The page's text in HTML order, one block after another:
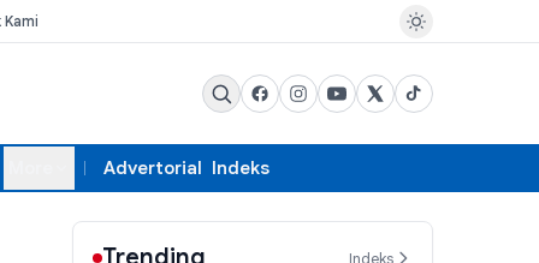
Kami
Advertorial Indeks
Indeks